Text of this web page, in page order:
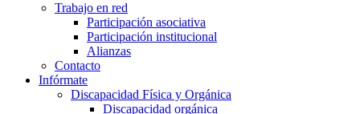
Trabajo en red
Participación asociativa
Participación institucional
Alianzas
Contacto
Infórmate
Discapacidad Física y Orgánica
Discapacidad orgánica